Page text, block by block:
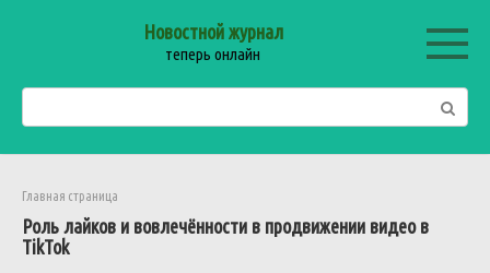
Новостной журнал
теперь онлайн
Главная страница
Роль лайков и вовлечённости в продвижении видео в
TikTok